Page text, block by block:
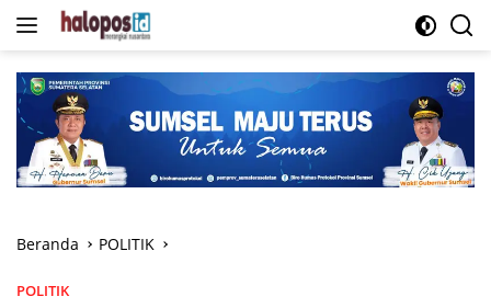
Langsung
Beranda POLITIK
POLITIK